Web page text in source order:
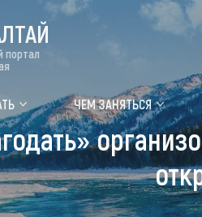
Где
портал
ЧЕМ ЗАНЯТЬСЯ